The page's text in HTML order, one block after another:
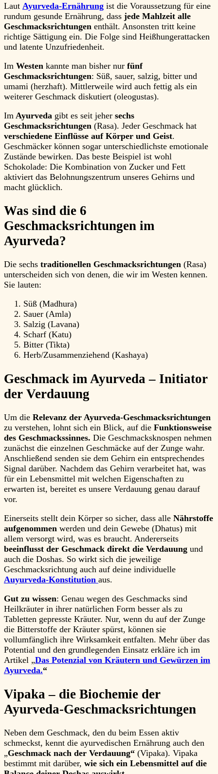
Laut Ayurveda-Ernährung ist die Voraussetzung für eine
rundum gesunde Ernährung, dass jede Mahlzeit alle
Geschmacksrichtungen enthält. Ansonsten tritt keine
richtige Sättigung ein. Die Folge sind Heißhungerattacken
und latente Unzufriedenheit.
Im Westen kannte man bisher nur fünf
Geschmacksrichtungen: Süß, sauer, salzig, bitter und
umami (herzhaft). Mittlerweile wird auch fettig als ein
weiterer Geschmack diskutiert (oleogustas).
Im Ayurveda gibt es seit jeher sechs
Geschmacksrichtungen (Rasa). Jeder Geschmack hat
verschiedene Einflüsse auf Körper und Geist.
Geschmäcker können sogar unterschiedlichste emotionale
Zustände bewirken. Das beste Beispiel ist wohl
Schokolade: Die Kombination von Zucker und Fett
aktiviert das Belohnungszentrum unseres Gehirns und
macht glücklich.
Was sind die 6
Geschmacksrichtungen im
Ayurveda?
Die sechs traditionellen Geschmacksrichtungen (Rasa)
unterscheiden sich von denen, die wir im Westen kennen.
Sie lauten:
Süß (Madhura)
Sauer (Amla)
Salzig (Lavana)
Scharf (Katu)
Bitter (Tikta)
Herb/Zusammenziehend (Kashaya)
Geschmack im Ayurveda – Initiator
der Verdauung
Um die Relevanz der Ayurveda-Geschmacksrichtungen
zu verstehen, lohnt sich ein Blick, auf die Funktionsweise
des Geschmackssinnes. Die Geschmacksknospen nehmen
zunächst die einzelnen Geschmäcke auf der Zunge wahr.
Anschließend senden sie dem Gehirn ein entsprechendes
Signal darüber. Nachdem das Gehirn verarbeitet hat, was
für ein Lebensmittel mit welchen Eigenschaften zu
erwarten ist, bereitet es unsere Verdauung genau darauf
vor.
Einerseits stellt dein Körper so sicher, dass alle Nährstoffe
aufgenommen werden und dein Gewebe (Dhatus) mit
allem versorgt wird, was es braucht. Andererseits
beeinflusst der Geschmack direkt die Verdauung und
auch die Doshas. So wirkt sich die jeweilige
Geschmacksrichtung auch auf deine individuelle
Auyurveda-Konstitution aus.
Gut zu wissen: Genau wegen des Geschmacks sind
Heilkräuter in ihrer natürlichen Form besser als zu
Tabletten gepresste Kräuter. Nur, wenn du auf der Zunge
die Bitterstoffe der Kräuter spürst, können sie
vollumfänglich ihre Wirksamkeit entfalten. Mehr über das
Potential und den grundlegenden Einsatz erkläre ich im
Artikel „Das Potenzial von Kräutern und Gewürzen im
Ayurveda.“
Vipaka – die Biochemie der
Ayurveda-Geschmacksrichtungen
Neben dem Geschmack, den du beim Essen aktiv
schmeckst, kennt die ayurvedischen Ernährung auch den
„Geschmack nach der Verdauung“ (Vipaka). Vipaka
bestimmt mit darüber, wie sich ein Lebensmittel auf die